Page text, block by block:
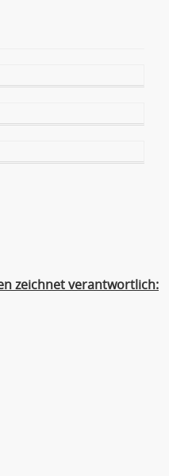
zeichnet verantwortlich: